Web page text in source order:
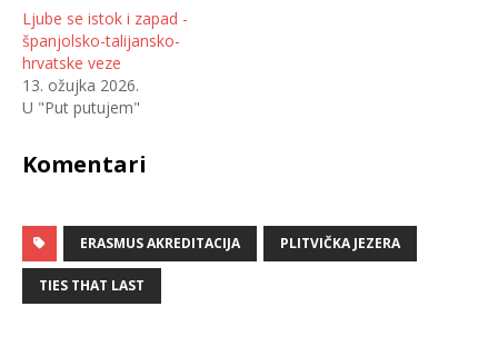
e
r
u
(
O
t
a
s
o
m
p
r
o
i
t
e
n
a
F
a
c
o
k
t
v
r
a
s
e
Ljube se istok i zapad -
španjolsko-talijansko-
hrvatske veze
13. ožujka 2026.
U "Put putujem"
Komentari
ERASMUS AKREDITACIJA PLITVIČKA JEZERA
TIES THAT LAST